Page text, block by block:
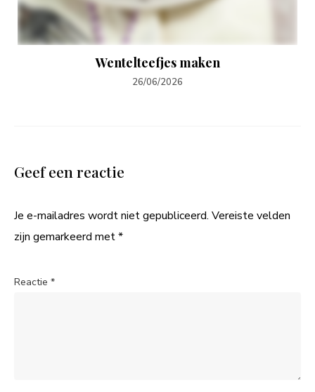
Wentelteefjes maken
26/06/2026
Geef een reactie
Je e-mailadres wordt niet gepubliceerd. Vereiste velden
zijn gemarkeerd met*
Reactie *